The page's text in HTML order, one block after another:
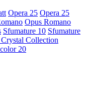
Opera 25 Opera 25
Opus Romano
Sfumature 10 Sfumature
Collection
20